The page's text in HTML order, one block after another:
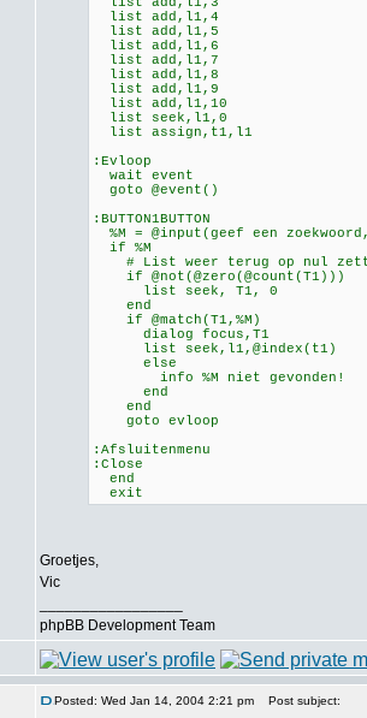
list add,l1,4
list add,l1,5
list add,l1,6
list add,l1,7
list add,l1,8
list add,l1,9
list add,l1,10
list seek,l1,0
list assign,t1,l1
:Evloop
wait event
goto @event()
:BUTTON1BUTTON
%M = @input(geef een
if %M
# List weer terug op nul
if @not(@zero(@count(T1)))
list seek, T1, 0
end
if @match(T1,%M)
dialog focus,T1
list seek,l1,@index(t1)
else
info %M niet gevonden!
end
end
goto evloop
:Afsluitenmenu
:Close
end
exit
Groetjes,
Vic
phpBB Development Team
Posted: Wed Jan 14, 2004 2:21 pm Post subject: